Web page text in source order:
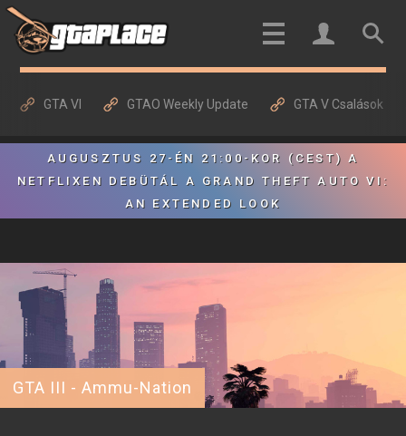
GTA VI GTAO Weekly Update GTA V Csalások
AUGUSZTUS 27-ÉN 21:00-KOR (CEST) A
NETFLIXEN DEBÜTÁL A GRAND THEFT AUTO VI:
AN EXTENDED LOOK
GTA III - Ammu-Nation